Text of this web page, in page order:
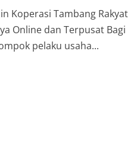
Koperasi Tambang Rakyat
Online dan Terpusat Bagi
pelaku usaha...